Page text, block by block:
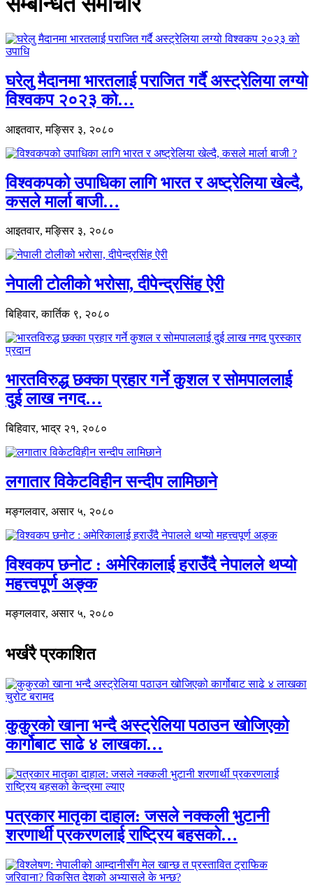
घरेलु मैदानमा भारतलाई पराजित गर्दै अस्ट्रेलिया लग्यो
विश्वकप २०२३ को…
आइतवार, मङ्सिर ३, २०८०
विश्वकपको उपाधिका लागि भारत र अष्ट्रेलिया खेल्दै,
कसले मार्ला बाजी…
आइतवार, मङ्सिर ३, २०८०
नेपाली टोलीको भरोसा, दीपेन्द्रसिंह ऐरी
बिहिवार, कार्तिक ९, २०८०
भारतविरुद्ध छक्का प्रहार गर्ने कुशल र सोमपाललाई
दुई लाख नगद…
बिहिवार, भाद्र २१, २०८०
लगातार विकेटविहीन सन्दीप लामिछाने
मङ्गलवार, असार ५, २०८०
विश्वकप छनोट : अमेरिकालाई हराउँदै नेपालले थप्यो
महत्त्वपूर्ण अङ्क
मङ्गलवार, असार ५, २०८०
भर्खरै प्रकाशित
कुकुरको खाना भन्दै अस्ट्रेलिया पठाउन खोजिएको
कार्गोबाट साढे ४ लाखका…
पत्रकार मातृका दाहाल: जसले नक्कली भुटानी
शरणार्थी प्रकरणलाई राष्ट्रिय बहसको…